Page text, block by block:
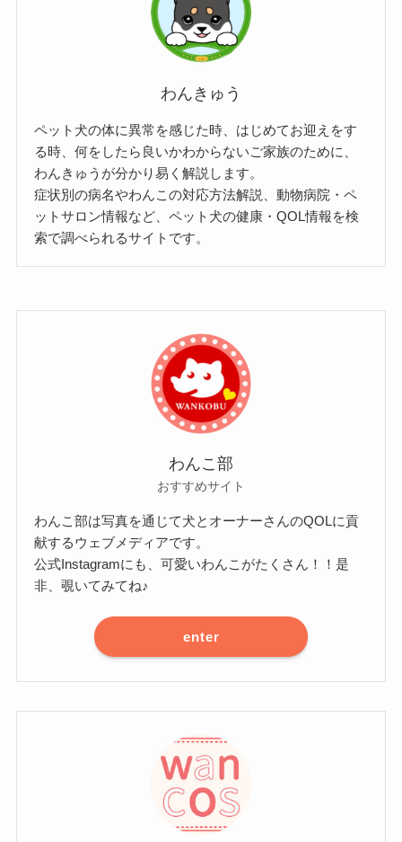
わんきゅう
ペット犬の体に異常を感じた時、はじめてお迎えをす
る時、何をしたら良いかわからないご家族のために、
わんきゅうが分かり易く解説します。
症状別の病名やわんこの対応方法解説、動物病院・ペ
ットサロン情報など、ペット犬の健康・QOL情報を検
索で調べられるサイトです。
わんこ部
おすすめサイト
わんこ部は写真を通じて犬とオーナーさんのQOLに貢
献するウェブメディアです。
公式Instagramにも、可愛いわんこがたくさん！！是
非、覗いてみてね♪
enter